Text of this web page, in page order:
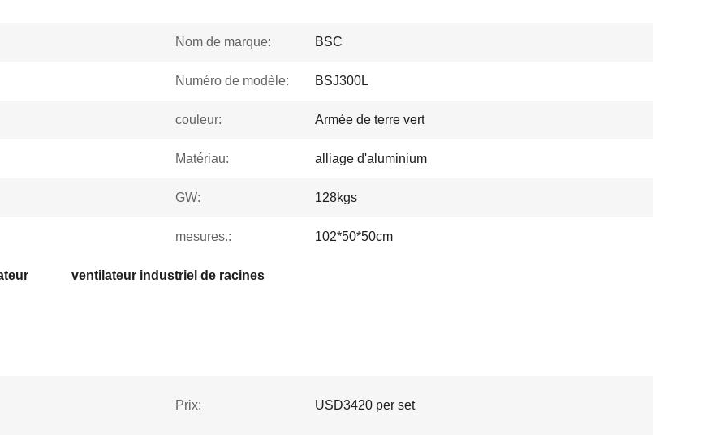
Nom de marque: BSC
Numéro de modèle: BSJ300L
couleur: Armée de terre vert
Matériau: alliage d'aluminium
GW: 128kgs
mesures.: 102*50*50cm
ventilateur industriel de racines
Prix: USD3420 per set